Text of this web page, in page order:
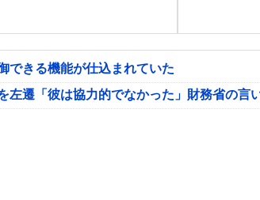
できる機能が仕込まれていた
遷「彼は協力的でなかった」財務省の言